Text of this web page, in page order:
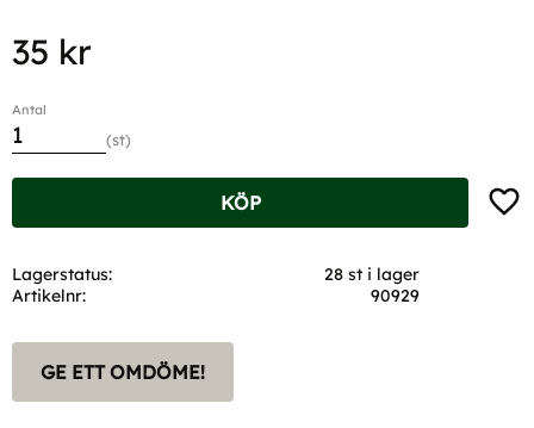
35 kr
Antal
st
KÖP
Lagerstatus
28 st i lager
Artikelnr
90929
GE ETT OMDÖME!